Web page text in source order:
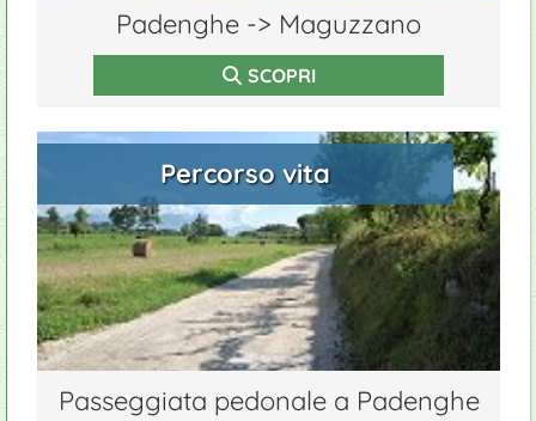
Padenghe -> Maguzzano
SCOPRI
Percorso vita
Passeggiata pedonale a Padenghe